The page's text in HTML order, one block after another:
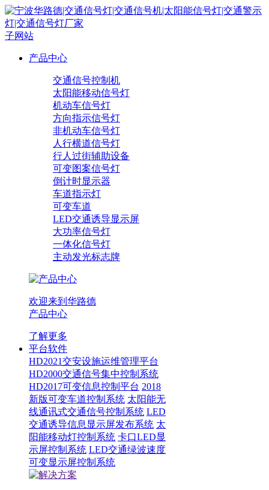
子网站
产品中心
交通信号控制机
太阳能移动信号灯
机动车信号灯
方向指示信号灯
非机动车信号灯
人行横道信号灯
行人过街辅助设备
可变图案信号灯
倒计时显示器
车道指示灯
可变车道
LED交通诱导显示屏
大功率信号灯
一体化信号灯
主动发光标志牌
欢迎来到华路德
产品中心
了解更多
平台软件
HD2021交安设施运维管理平台
HD2000交通信号集中控制系统
HD2017可变信息控制平台 2018
新版可变车道控制系统 太阳能无
线通讯式交通信号控制系统 LED
交通诱导信息显示屏发布系统 太
阳能移动灯控制系统 卡口LED显
示屏控制系统 LED交通绿波速度
可变显示屏控制系统